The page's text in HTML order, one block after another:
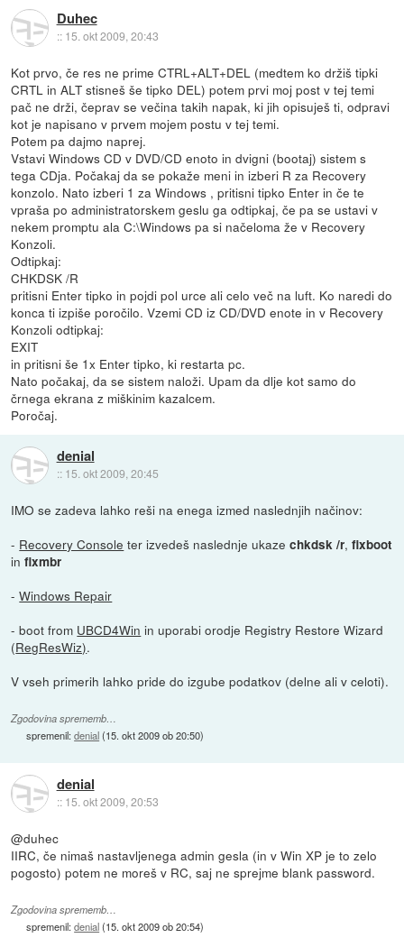
Duhec
:: 15. okt 2009, 20:43
Kot prvo, če res ne prime CTRL+ALT+DEL (medtem ko držiš tipki
CRTL in ALT stisneš še tipko DEL) potem prvi moj post v tej temi
pač ne drži, čeprav se večina takih napak, ki jih opisuješ ti, odpravi
kot je napisano v prvem mojem postu v tej temi.
Potem pa dajmo naprej.
Vstavi Windows CD v DVD/CD enoto in dvigni (bootaj) sistem s
tega CDja. Počakaj da se pokaže meni in izberi R za Recovery
konzolo. Nato izberi 1 za Windows , pritisni tipko Enter in če te
vpraša po administratorskem geslu ga odtipkaj, če pa se ustavi v
nekem promptu ala C:\Windows pa si načeloma že v Recovery
Konzoli.
Odtipkaj:
CHKDSK /R
pritisni Enter tipko in pojdi pol urce ali celo več na luft. Ko naredi do
konca ti izpiše poročilo. Vzemi CD iz CD/DVD enote in v Recovery
Konzoli odtipkaj:
EXIT
in pritisni še 1x Enter tipko, ki restarta pc.
Nato počakaj, da se sistem naloži. Upam da dlje kot samo do
črnega ekrana z miškinim kazalcem.
Poročaj.
denial
:: 15. okt 2009, 20:45
IMO se zadeva lahko reši na enega izmed naslednjih načinov:
- Recovery Console ter izvedeš naslednje ukazechkdsk /r,fixboot
infixmbr
-Windows Repair
- boot from UBCD4Win in uporabi orodje Registry Restore Wizard
(RegResWiz).
V vseh primerih lahko pride do izgube podatkov (delne ali v celoti).
Zgodovina sprememb…
spremenil:denial(15. okt 2009 ob 20:50)
denial
:: 15. okt 2009, 20:53
@duhec
IIRC, če nimaš nastavljenega admin gesla (in v Win XP je to zelo
pogosto) potem ne moreš v RC, saj ne sprejme blank password.
Zgodovina sprememb…
spremenil:denial(15. okt 2009 ob 20:54)